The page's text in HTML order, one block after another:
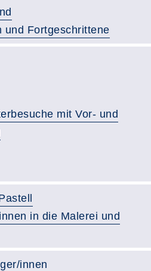
und Fortgeschrittene
mit Vor- und
in die Malerei und
innen